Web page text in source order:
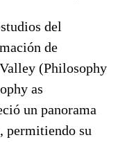
del
de
(Philosophy
as
un panorama
permitiendo su